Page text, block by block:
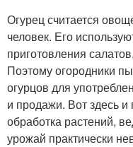
Огурец считается
человек. Его
приготовления
Поэтому огородники
огурцов для
и продажи. Вот здесь
обработка растений,
урожай практически